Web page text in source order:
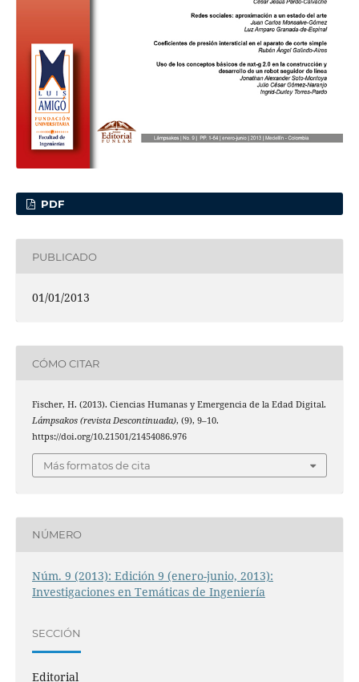
PDF
PUBLICADO
01/01/2013
CÓMO CITAR
Fischer, H. (2013). Ciencias Humanas y Emergencia de la Edad Digital.
Lámpsakos (revista Descontinuada), (9), 9–10.
https://doi.org/10.21501/21454086.976
Más formatos de cita
NÚMERO
Núm. 9 (2013): Edición 9 (enero-junio, 2013):
Investigaciones en Temáticas de Ingeniería
SECCIÓN
Editorial